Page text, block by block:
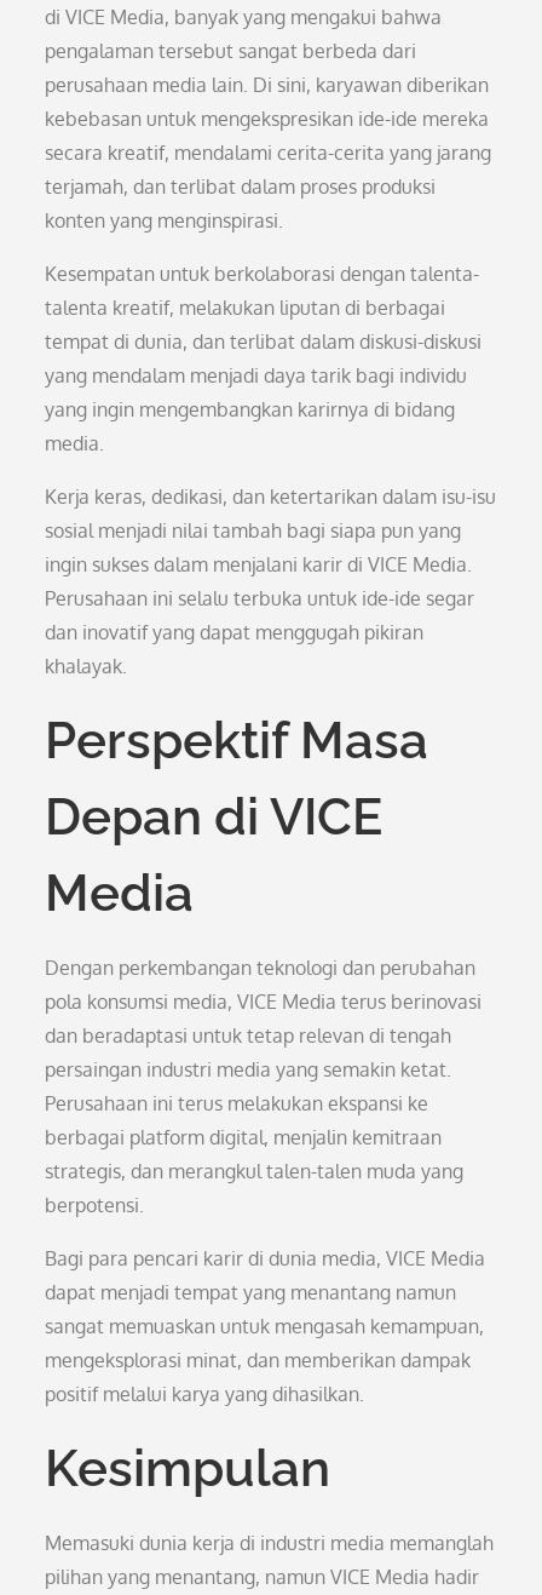
di VICE Media, banyak yang mengakui bahwa
pengalaman tersebut sangat berbeda dari
perusahaan media lain. Di sini, karyawan diberikan
kebebasan untuk mengekspresikan ide-ide mereka
secara kreatif, mendalami cerita-cerita yang jarang
terjamah, dan terlibat dalam proses produksi
konten yang menginspirasi.
Kesempatan untuk berkolaborasi dengan talenta-
talenta kreatif, melakukan liputan di berbagai
tempat di dunia, dan terlibat dalam diskusi-diskusi
yang mendalam menjadi daya tarik bagi individu
yang ingin mengembangkan karirnya di bidang
media.
Kerja keras, dedikasi, dan ketertarikan dalam isu-isu
sosial menjadi nilai tambah bagi siapa pun yang
ingin sukses dalam menjalani karir di VICE Media.
Perusahaan ini selalu terbuka untuk ide-ide segar
dan inovatif yang dapat menggugah pikiran
khalayak.
Perspektif Masa
Depan di VICE
Media
Dengan perkembangan teknologi dan perubahan
pola konsumsi media, VICE Media terus berinovasi
dan beradaptasi untuk tetap relevan di tengah
persaingan industri media yang semakin ketat.
Perusahaan ini terus melakukan ekspansi ke
berbagai platform digital, menjalin kemitraan
strategis, dan merangkul talen-talen muda yang
berpotensi.
Bagi para pencari karir di dunia media, VICE Media
dapat menjadi tempat yang menantang namun
sangat memuaskan untuk mengasah kemampuan,
mengeksplorasi minat, dan memberikan dampak
positif melalui karya yang dihasilkan.
Kesimpulan
Memasuki dunia kerja di industri media memanglah
pilihan yang menantang, namun VICE Media hadir